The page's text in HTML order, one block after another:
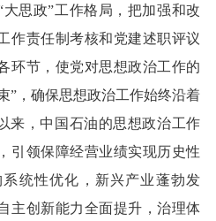
思政”工作格局，把加强和改
作责任制考核和党建述职评议
环节，使党对思想政治工作的
”，确保思想政治工作始终沿着
来，中国石油的思想政治工作
引领保障经营业绩实现历史性
统性优化，新兴产业蓬勃发
主创新能力全面提升，治理体